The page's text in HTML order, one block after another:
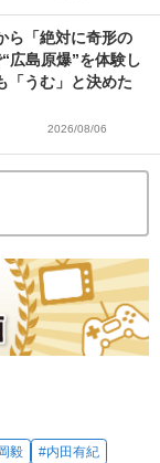
ら「絶対に奇形の
広島原爆”を体験し
「うむ」と決めた
2026/08/06
毅 #内田有紀